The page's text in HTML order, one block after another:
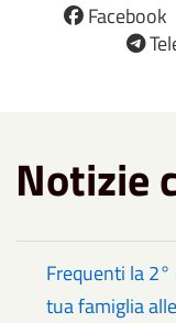
Facebook
Notizie
Frequenti la
tua famiglia